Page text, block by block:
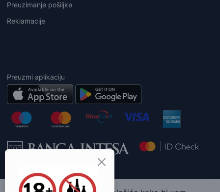
Preuzimanje pošiljke
Reklamacije
Preuzmi aplikaciju